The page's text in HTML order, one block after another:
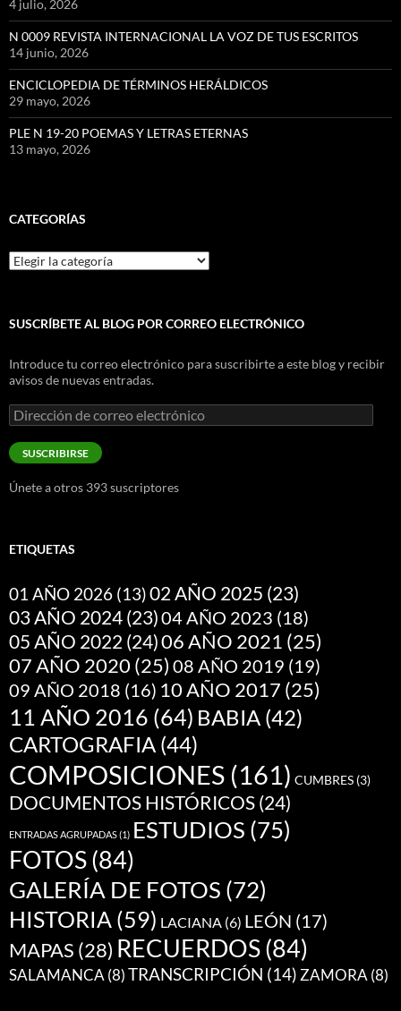
4 julio, 2026
N 0009 REVISTA INTERNACIONAL LA VOZ DE TUS ESCRITOS
14 junio, 2026
ENCICLOPEDIA DE TÉRMINOS HERÁLDICOS
29 mayo, 2026
PLE N 19-20 POEMAS Y LETRAS ETERNAS
13 mayo, 2026
CATEGORÍAS
Categorías
SUSCRÍBETE AL BLOG POR CORREO ELECTRÓNICO
Introduce tu correo electrónico para suscribirte a este blog y recibir
avisos de nuevas entradas.
Dirección
de
correo
electrónico
SUSCRIBIRSE
Únete a otros 393 suscriptores
ETIQUETAS
01 AÑO 2026 (13)02 AÑO 2025 (23)
03 AÑO 2024(23)04 AÑO 2023 (18)
05 AÑO 2022 (24)06 AÑO 2021 (25)
07 AÑO 2020 (25) 08 AÑO 2019 (19)
09 AÑO 2018 (16) 10 AÑO 2017 (25)
11 AÑO 2016 (64) BABIA (42)
CARTOGRAFIA (44)
COMPOSICIONES (161) CUMBRES (3)
DOCUMENTOS HISTÓRICOS(24)
ENTRADAS AGRUPADAS(1) ESTUDIOS (75)
FOTOS(84)
GALERÍA DE FOTOS (72)
HISTORIA (59) LACIANA (6) LEÓN (17)
MAPAS (28) RECUERDOS(84)
SALAMANCA (8)TRANSCRIPCIÓN (14) ZAMORA (8)